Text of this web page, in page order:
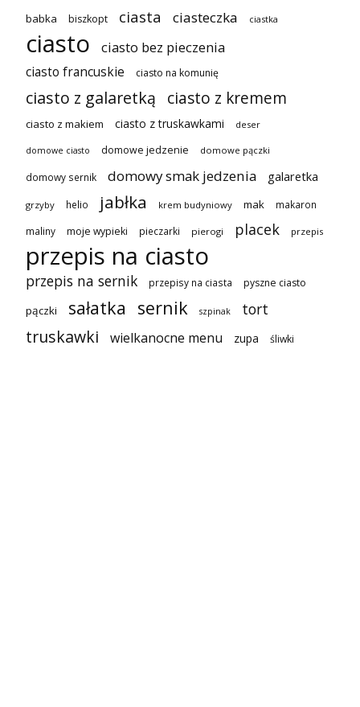
babka biszkopt ciasta ciasteczka ciastka
ciasto ciasto bez pieczenia
ciasto francuskie ciasto na komunię
ciasto z galaretką ciasto z kremem
ciasto z makiem ciasto z truskawkami deser
domowe ciasto domowe jedzenie domowe pączki
domowy sernik domowy smak jedzenia galaretka
grzyby helio jabłka krem budyniowy mak makaron
maliny moje wypieki pieczarki pierogi placek przepis
przepis na ciasto
przepis na sernik przepisy na ciasta pyszne ciasto
pączki sałatka sernik szpinak tort
truskawki wielkanocne menu zupa śliwki